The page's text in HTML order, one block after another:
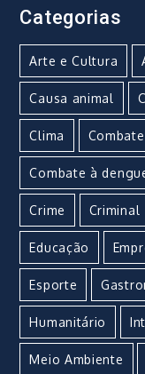
Categorias
Arte e Cultura
Causa animal
Clima
Combate à
Crime Criminal
Educação
Esporte
Humanitário
Meio Ambiente